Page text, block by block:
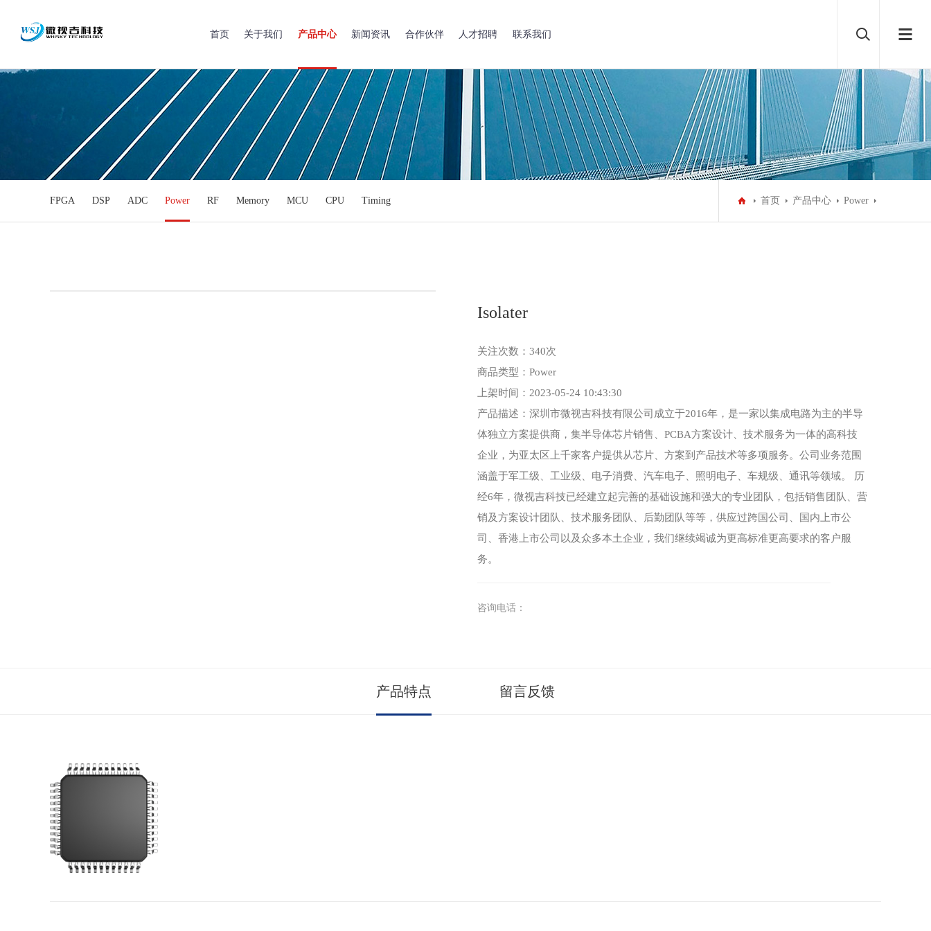
首页 关于我们 产品中心 新闻资讯 合作伙伴 人才招聘 联系我们
FPGA DSP ADC Power RF Memory MCU CPU Timing 首页 产品中心 Power
Isolater
关注次数：340次
商品类型：Power
上架时间：2023-05-24 10:43:30
产品描述：深圳市微视吉科技有限公司成立于2016年，是一家以集成电路为主的半导
体独立方案提供商，集半导体芯片销售、PCBA方案设计、技术服务为一体的高科技
企业，为亚太区上千家客户提供从芯片、方案到产品技术等多项服务。公司业务范围
涵盖于军工级、工业级、电子消费、汽车电子、照明电子、车规级、通讯等领域。 历
经6年，微视吉科技已经建立起完善的基础设施和强大的专业团队，包括销售团队、营
销及方案设计团队、技术服务团队、后勤团队等等，供应过跨国公司、国内上市公
司、香港上市公司以及众多本土企业，我们继续竭诚为更高标准更高要求的客户服
务。
咨询电话：
产品特点 留言反馈